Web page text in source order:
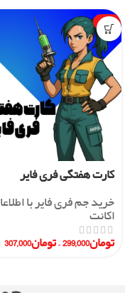
-7%
کارت هفتگی فری فایر
خرید جم فری فایر با
اکانت
تومان299,000
–تومان307,000